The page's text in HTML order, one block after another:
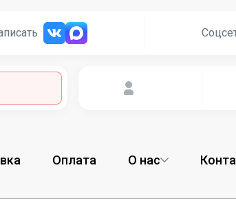
Оплата О нас